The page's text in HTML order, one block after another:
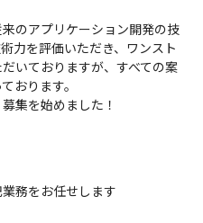
のアプリケーション開発の技
力を評価いただき、ワンスト
いておりますが、すべての案
おります。
集を始めました！
務をお任せします